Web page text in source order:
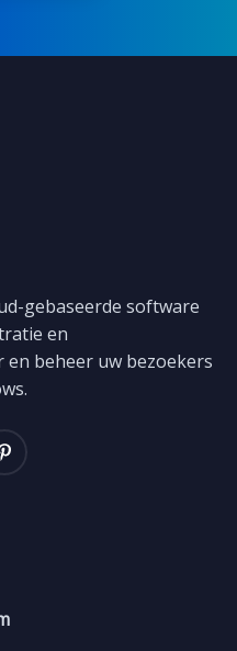
gebaseerde software
en
beheer uw bezoekers